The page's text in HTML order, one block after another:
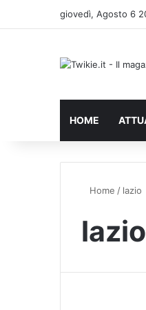
giovedì, Agosto 6
HOME
Home / lazio
lazio